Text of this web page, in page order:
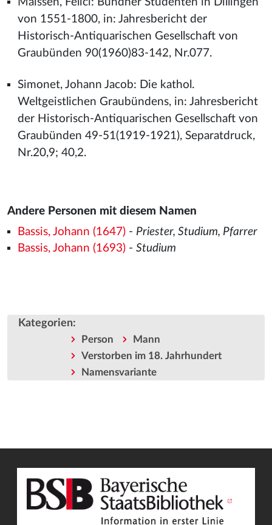
von 1551-1800, in: Jahresbericht der
Historisch-Antiquarischen Gesellschaft von
Graubünden 90(1960)83-142, Nr.077.
Simonet, Johann Jacob: Die kathol.
Weltgeistlichen Graubündens, in: Jahresbericht
der Historisch-Antiquarischen Gesellschaft von
Graubünden 49-51(1919-1921), Separatdruck,
Nr.20,9; 40,2.
Andere Personen mit diesem Namen
Bassis, Johann (1647)- Priester, Studium, Pfarrer
Bassis, Johann (1693)- Studium
Kategorien:
Person
Mann
Verstorben im 18. Jahrhundert
Namensvariante